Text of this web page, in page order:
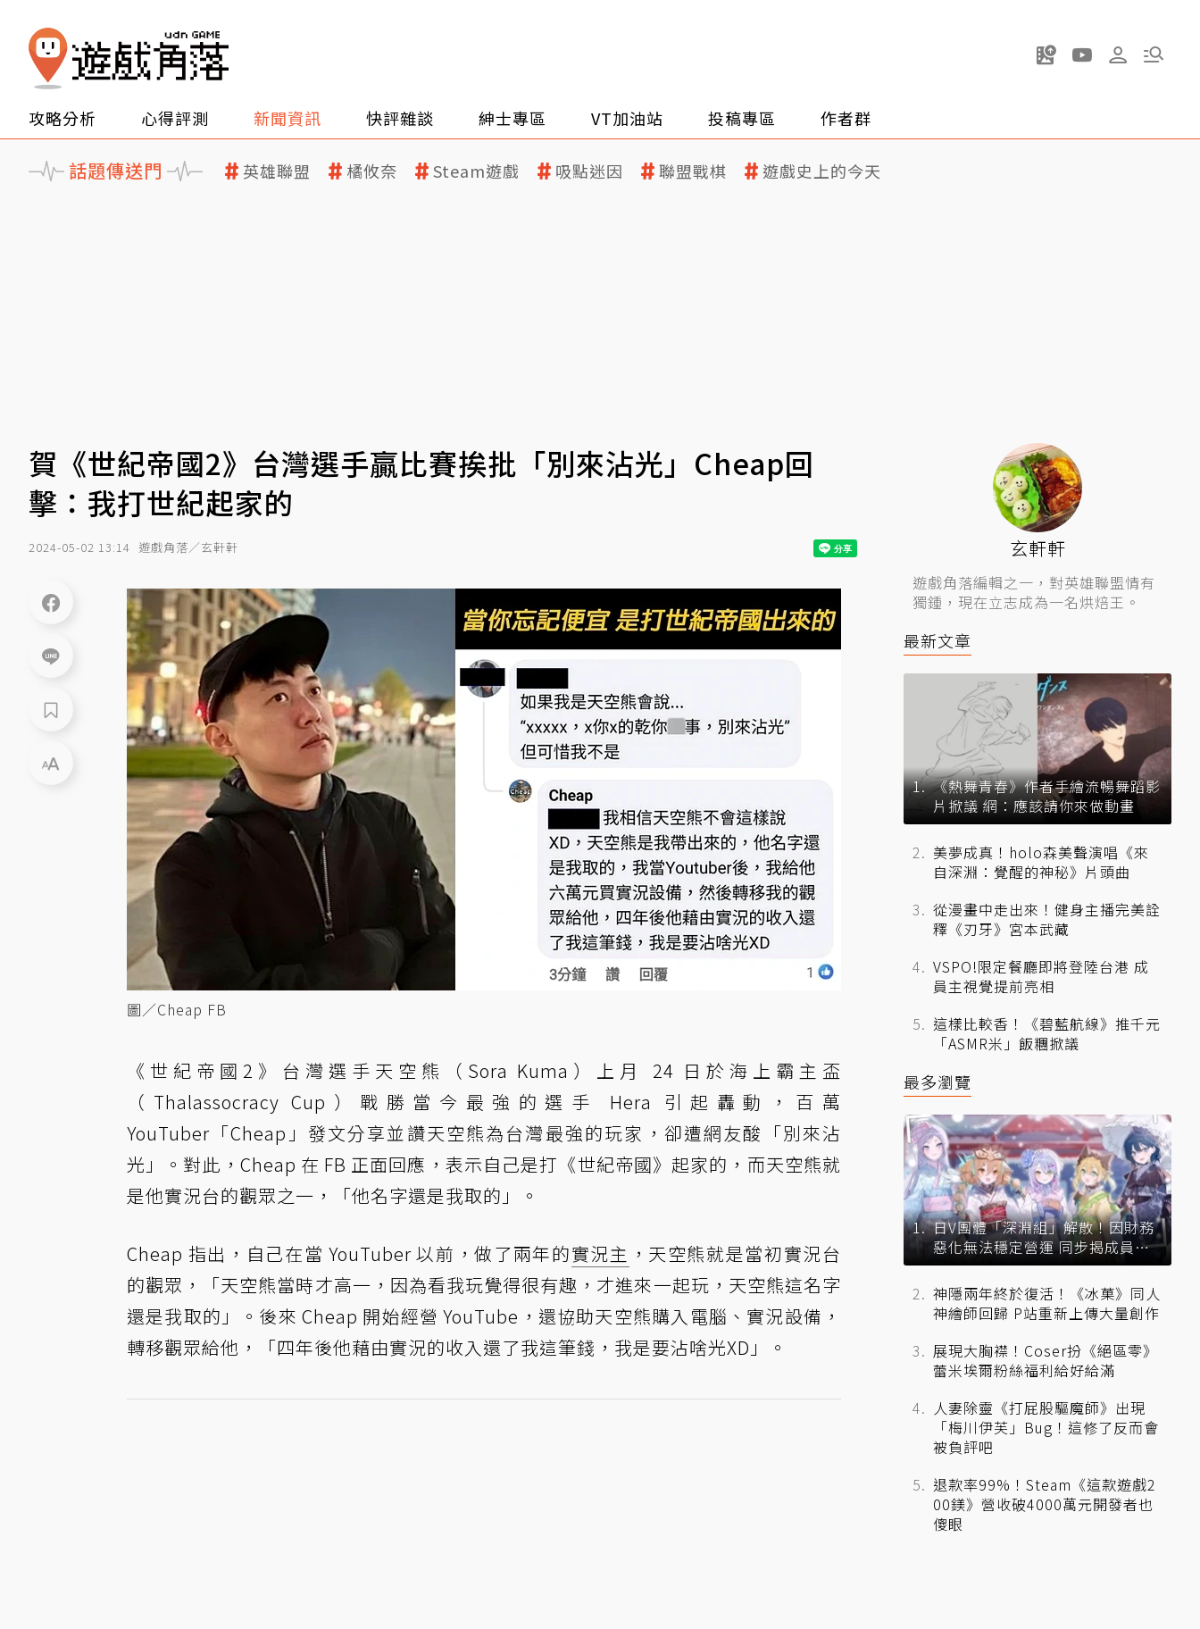
攻略分析 心得評測 新聞資訊 快評雜談 紳士專區 VT加油站 投稿專區 作者群
話題傳送門 英雄聯盟 橘攸奈 Steam遊戲 吸點迷因 聯盟戰棋 遊戲史上的今天
賀《世紀帝國2》台灣選手贏比賽挨批「別來沾光」Cheap回
擊：我打世紀起家的
2024-05-02 13:14 遊戲角落／玄軒軒
圖／Cheap FB
《世紀帝國2》台灣選手天空熊（Sora Kuma）上月 24 日於海上霸主盃
（Thalassocracy Cup）戰勝當今最強的選手 Hera 引起轟動，百萬
YouTuber「Cheap」發文分享並讚天空熊為台灣最強的玩家，卻遭網友酸「別來沾
光」。對此，Cheap 在 FB 正面回應，表示自己是打《世紀帝國》起家的，而天空熊就
是他實況台的觀眾之一，「他名字還是我取的」。
Cheap 指出，自己在當 YouTuber 以前，做了兩年的實況主 ，天空熊就是當初實況台
的觀眾，「天空熊當時才高一，因為看我玩覺得很有趣，才進來一起玩，天空熊這名字
還是我取的」。後來 Cheap 開始經營 YouTube，還協助天空熊購入電腦、實況設備，
轉移觀眾給他，「四年後他藉由實況的收入還了我這筆錢，我是要沾啥光XD」。
玄軒軒
遊戲角落編輯之一，對英雄聯盟情有
獨鍾，現在立志成為一名烘焙王。
最新文章
《熱舞青春》作者手繪流暢舞蹈影
片掀議 網：應該請你來做動畫
美夢成真！holo森美聲演唱《來
自深淵：覺醒的神秘》片頭曲
從漫畫中走出來！健身主播完美詮
釋《刃牙》宮本武藏
VSPO!限定餐廳即將登陸台港 成
員主視覺提前亮相
這樣比較香！《碧藍航線》推千元
「ASMR米」飯糰掀議
最多瀏覽
日V團體「深淵組」解散！因財務
惡化無法穩定營運 同步揭成員未
來去向
神隱兩年終於復活！《冰菓》同人
神繪師回歸 P站重新上傳大量創作
展現大胸襟！Coser扮《絕區零》
蕾米埃爾粉絲福利給好給滿
人妻除靈《打屁股驅魔師》出現
「梅川伊芙」Bug！這修了反而會
被負評吧
退款率99%！Steam《這款遊戲2
00鎂》營收破4000萬元開發者也
傻眼